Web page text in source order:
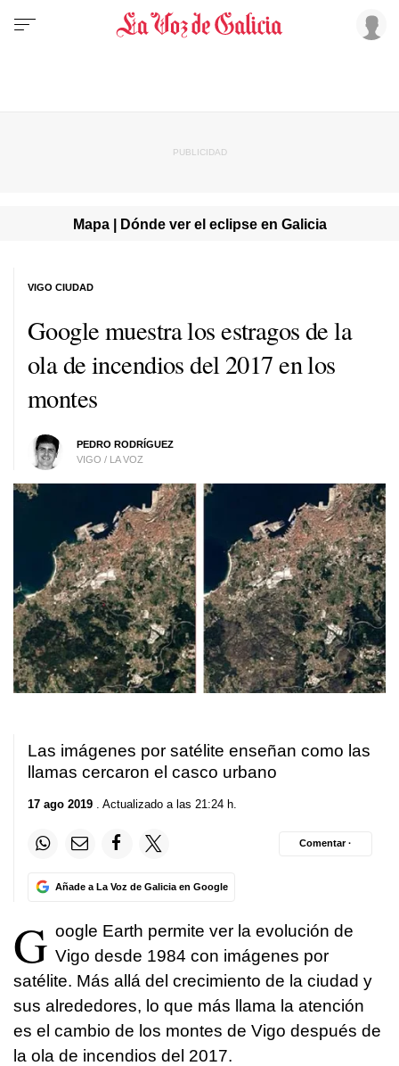
Mapa | Dónde ver el eclipse en Galicia
Google muestra los estragos de la
ola de incendios del 2017 en los
montes
PEDRO RODRÍGUEZ
VIGO / LA VOZ
VIGO CIUDAD
Las imágenes por satélite enseñan como las
llamas cercaron el casco urbano
17 ago 2019 . Actualizado a las 21:24 h.
Añade a La Voz de Galicia en Google
Comentar ·
G oogle Earth permite ver la evolución de
Vigo desde 1984 con imágenes por
satélite. Más allá del crecimiento de la ciudad y
sus alrededores, lo que más llama la atención
es el cambio de los montes de Vigo después de
la ola de incendios del 2017.